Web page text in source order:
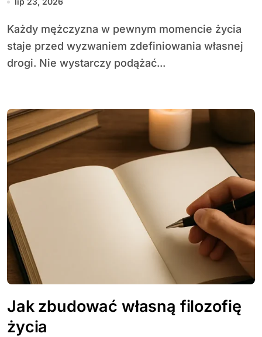
Każdy mężczyzna w pewnym momencie życia
staje przed wyzwaniem zdefiniowania własnej
drogi. Nie wystarczy podążać...
Jak zbudować własną filozofię
życia